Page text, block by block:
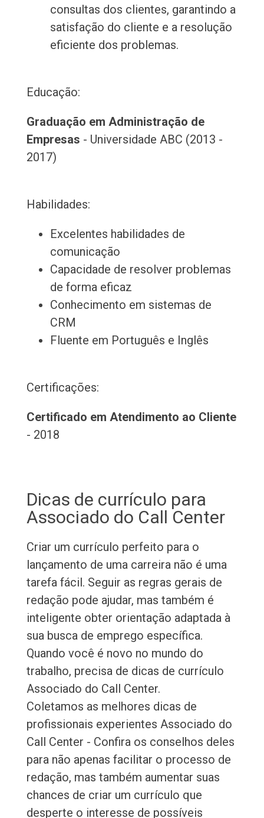
consultas dos clientes, garantindo a
satisfação do cliente e a resolução
eficiente dos problemas.
Educação:
Graduação em Administração de
Empresas - Universidade ABC (2013 -
2017)
Habilidades:
Excelentes habilidades de
comunicação
Capacidade de resolver problemas
de forma eficaz
Conhecimento em sistemas de
CRM
Fluente em Português e Inglês
Certificações:
Certificado em Atendimento ao Cliente
- 2018
Dicas de currículo para
Associado do Call Center
Criar um currículo perfeito para o
lançamento de uma carreira não é uma
tarefa fácil. Seguir as regras gerais de
redação pode ajudar, mas também é
inteligente obter orientação adaptada à
sua busca de emprego específica.
Quando você é novo no mundo do
trabalho, precisa de dicas de currículo
Associado do Call Center.
Coletamos as melhores dicas de
profissionais experientes Associado do
Call Center - Confira os conselhos deles
para não apenas facilitar o processo de
redação, mas também aumentar suas
chances de criar um currículo que
desperte o interesse de possíveis